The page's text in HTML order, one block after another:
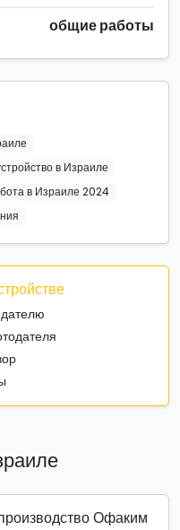
общие работы
в Израиле
в Израиле 2024
Офаким